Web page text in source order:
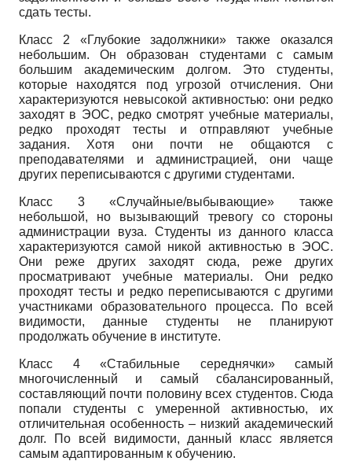
сдать тесты.
Класс 2 «Глубокие задолжники» также оказался
небольшим. Он образован студентами с самым
большим академическим долгом. Это студенты,
которые находятся под угрозой отчисления. Они
характеризуются невысокой активностью: они редко
заходят в ЭОС, редко смотрят учебные материалы,
редко проходят тесты и отправляют учебные
задания. Хотя они почти не общаются с
преподавателями и администрацией, они чаще
других переписываются с другими студентами.
Класс 3 «Случайные/выбывающие» также
небольшой, но вызывающий тревогу со стороны
администрации вуза. Студенты из данного класса
характеризуются самой никой активностью в ЭОС.
Они реже других заходят сюда, реже других
просматривают учебные материалы. Они редко
проходят тесты и редко переписываются с другими
участниками образовательного процесса. По всей
видимости, данные студенты не планируют
продолжать обучение в институте.
Класс 4 «Стабильные середнячки» самый
многочисленный и самый сбалансированный,
составляющий почти половину всех студентов. Сюда
попали студенты с умеренной активностью, их
отличительная особенность – низкий академический
долг. По всей видимости, данный класс является
самым адаптированным к обучению.